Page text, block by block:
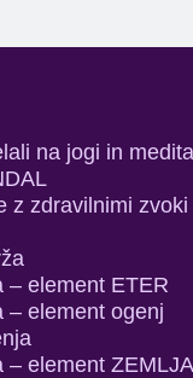
na jogi in
z zdravilnimi
– element ETER
– element ogenj
– element ZEMLJA